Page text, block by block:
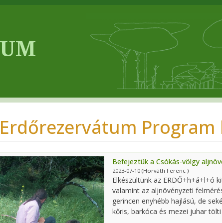
Program
Befejeztük a Csókás-völgy
2023-07-10 (Horváth Ferenc )
Elkészültünk az ERDŐ+h+á+l+ó
valamint az aljnövényzeti
gerincen enyhébb hajlású, de
kőris, barkóca és mezei juhar